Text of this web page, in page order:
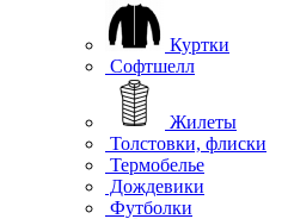
Куртки
Софтшелл
Жилеты
Толстовки, флиски
Термобелье
Дождевики
Футболки